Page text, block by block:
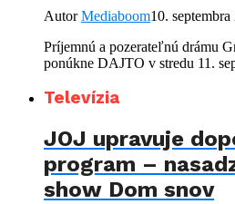
AutorMediaboom10. septembra
Príjemnú a pozerateľnú drámu
ponúkne DAJTO v stredu 11.
Televízia
JOJ upravuje
program –
show Dom snov